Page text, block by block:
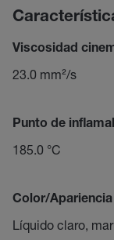
Viscosidad
23.0 mm²/s
Punto de
185.0 °C
Color/Apariencia
Líquido claro,